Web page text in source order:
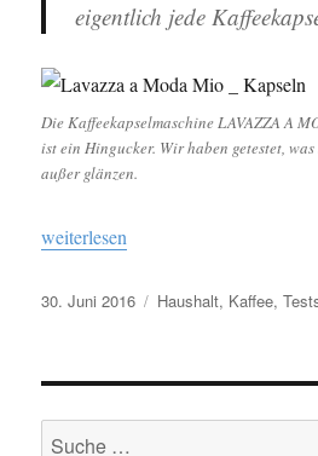
eigentlich jede
Die Kaffeekapselmaschine LAVAZZA A
ist ein Hingucker. Wir haben getestet,
außer glänzen.
„Lavazza A Modo Mio“
weiterlesen
Veröffentlicht
30. Juni 2016 Kategorien
Haushalt, Kaffee,
Suche